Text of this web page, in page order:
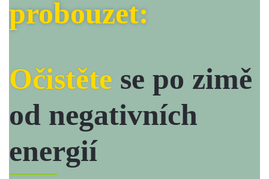
probouzet:
Očistěte se po zimě
od negativních
energií